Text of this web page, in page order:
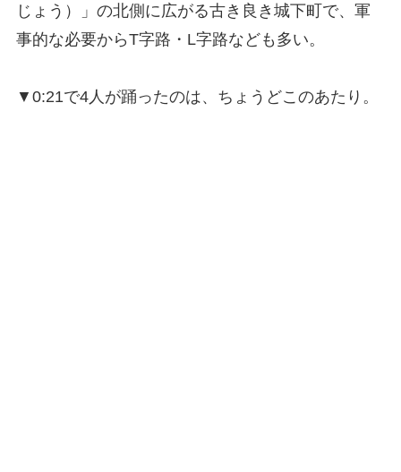
じょう）」の北側に広がる古き良き城下町で、軍
事的な必要からT字路・L字路なども多い。
▼0:21で4人が踊ったのは、ちょうどこのあたり。